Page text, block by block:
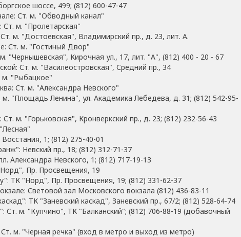
шоссе, 499; (812) 600-47-47
Ст. м. "Обводный канал"
м. "Пролетарская"
м. "Достоевская", Владимирский пр., д. 23, лит. А.
Ст. м. "Гостиный Двор"
"Чернышевская", Кирочная ул., 17, лит. "А", (812) 400 - 20 - 67
Ст. м. "Василеостровская", Средний пр., 34
"Рыбацкое"
Ст. м. "Александра Невского"
"Площадь Ленина", ул. Академика Лебедева, д. 31; (812) 542-95-
м. "Горьковская", Кронверкский пр., д. 23; (812) 232-56-43
1; (812) 275-40-01
Невский пр., 18; (812) 312-71-37
Александра Невского, 1; (812) 717-19-13
Пр. Просвещения, 19
ТК "Норд", Пр. Просвещения, 19; (812) 331-62-37
Cветовой зал Московского вокзала (812) 436-83-11
ТК "Заневский каскад", Заневский пр., 67/2; (812) 528-64-74
Ст. м. "Купчино", ТК "Балканский"; (812) 706-88-19 (добавочный
м. "Черная речка" (вход в метро и выход из метро)